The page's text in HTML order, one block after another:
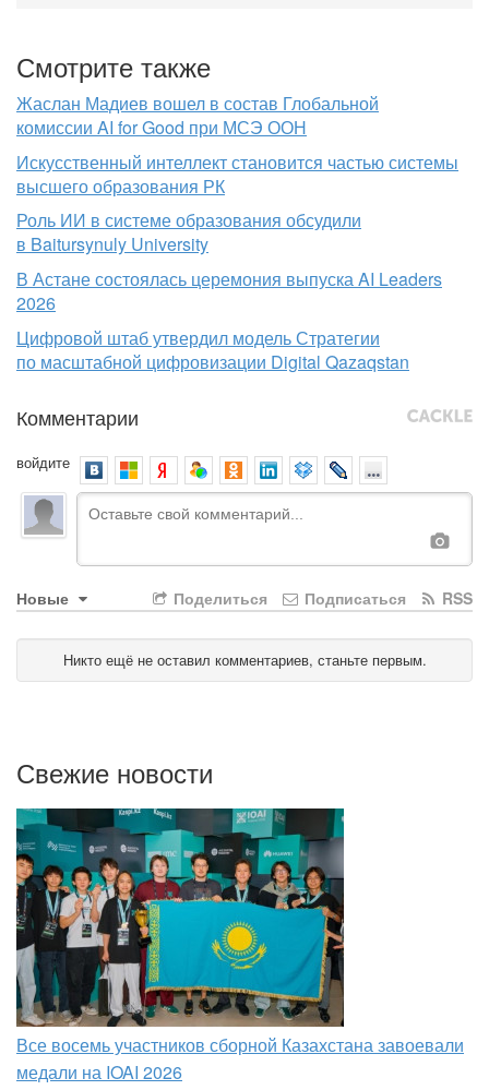
Смотрите также
Жаслан Мадиев вошел в состав Глобальной
комиссии AI for Good при МСЭ ООН
Искусственный интеллект становится частью системы
высшего образования РК
Роль ИИ в системе образования обсудили
в Baitursynuly University
В Астане состоялась церемония выпуска AI Leaders
2026
Цифровой штаб утвердил модель Стратегии
по масштабной цифровизации Digital Qazaqstan
Комментарии
войдите
Новые RSS
Подписаться
Поделиться
Никто ещё не оставил комментариев, станьте первым.
Свежие новости
Все восемь участников сборной Казахстана завоевали
медали на IOAI 2026